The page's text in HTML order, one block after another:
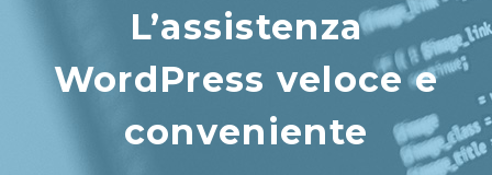
L’assistenza
WordPress veloce e
conveniente